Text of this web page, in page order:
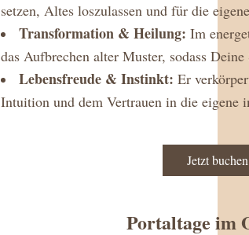
setzen, Altes loszulassen und für die
Transformation & Heilung: Im
das Aufbrechen alter Muster, sodass
Lebensfreude & Instinkt: Er
Intuition und dem Vertrauen in die eigene
Jetzt buchen
Portaltage im